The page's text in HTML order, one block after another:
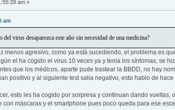
am »
am
virus desaparezca este año sin necesidad de una medicina?
menos agresivo, como ya está sucediendo, el problema es
el ha cogido el virus 10 veces ya y tenia los síntomas, se
que los médicos, aparte pude trastear la BBDD, no hay
positivo y al siguiente test salia negativo, esto hablo de hace
esto les ha cogido por sorpresa y continuan dando vueltas,
con máscaras y el smartphone pues poco queda para ese